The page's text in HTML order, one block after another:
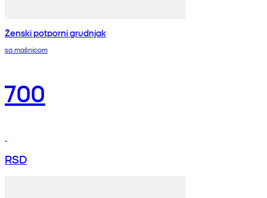
Ženski potporni grudnjak
sa mašnicom
700
RSD